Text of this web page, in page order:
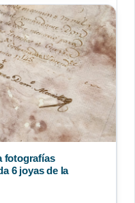
fotografías
6 joyas de la